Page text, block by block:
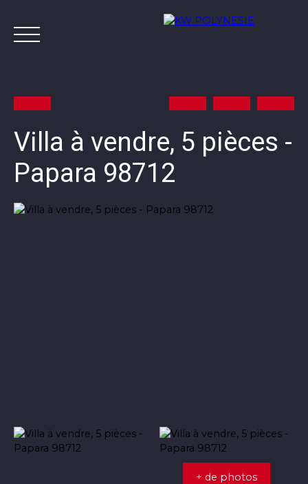
Annonces Vendre avec KW
Villa à vendre, 5 pièces -
Papara 98712
+ de photos